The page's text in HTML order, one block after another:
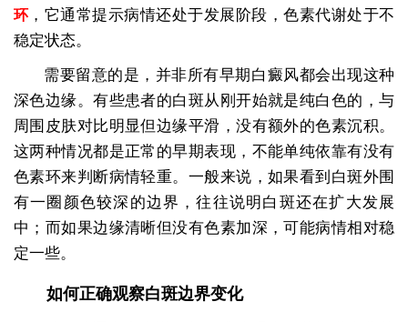
环 ，它通常提示病情还处于发展阶段，色素代谢处于不
稳定状态。
需要留意的是，并非所有早期白癜风都会出现这种
深色边缘。有些患者的白斑从刚开始就是纯白色的，与
周围皮肤对比明显但边缘平滑，没有额外的色素沉积。
这两种情况都是正常的早期表现，不能单纯依靠有没有
色素环来判断病情轻重。一般来说，如果看到白斑外围
有一圈颜色较深的边界，往往说明白斑还在扩大发展
中；而如果边缘清晰但没有色素加深，可能病情相对稳
定一些。
如何正确观察白斑边界变化